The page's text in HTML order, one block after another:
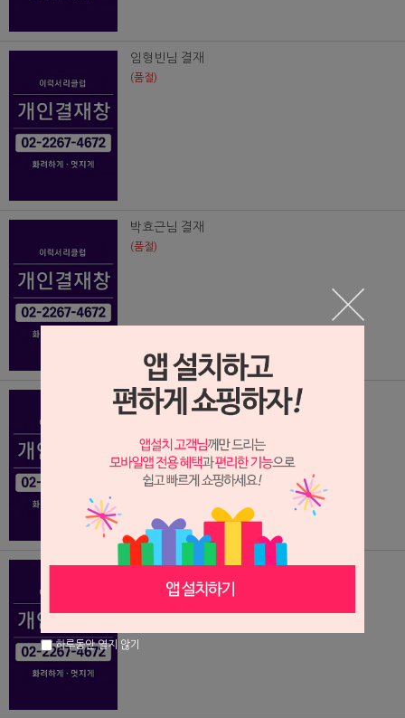
임형빈님 결재
(품절)
박효근님 결재
(품절)
이상범님 결재
(품절)
임현빈님결재
하루동안 열지 않기